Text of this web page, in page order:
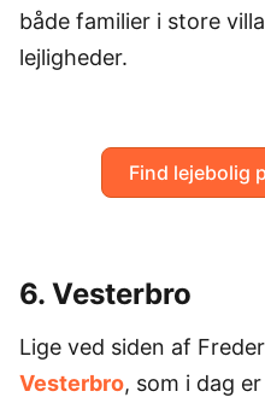
både familier i store
lejligheder.
Find lejebolig
6. Vesterbro
Lige ved siden af
Vesterbro, som i dag